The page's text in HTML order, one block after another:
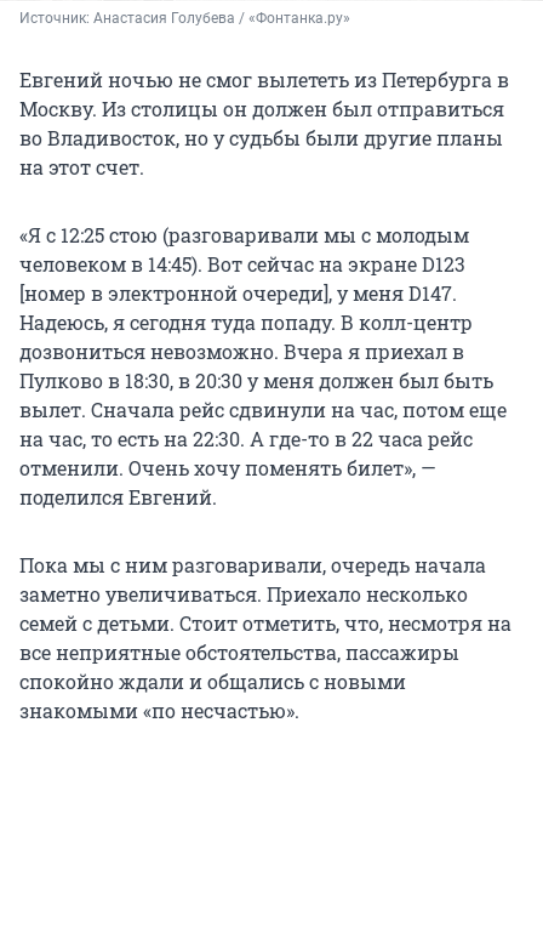
Источник: Анастасия Голубева / «Фонтанка.ру»
Евгений ночью не смог вылететь из Петербурга в
Москву. Из столицы он должен был отправиться
во Владивосток, но у судьбы были другие планы
на этот счет.
«Я с 12:25 стою (разговаривали мы с молодым
человеком в 14:45). Вот сейчас на экране D123
[номер в электронной очереди], у меня D147.
Надеюсь, я сегодня туда попаду. В колл-центр
дозвониться невозможно. Вчера я приехал в
Пулково в 18:30, в 20:30 у меня должен был быть
вылет. Сначала рейс сдвинули на час, потом еще
на час, то есть на 22:30. А где-то в 22 часа рейс
отменили. Очень хочу поменять билет», —
поделился Евгений.
Пока мы с ним разговаривали, очередь начала
заметно увеличиваться. Приехало несколько
семей с детьми. Стоит отметить, что, несмотря на
все неприятные обстоятельства, пассажиры
спокойно ждали и общались с новыми
знакомыми «по несчастью».